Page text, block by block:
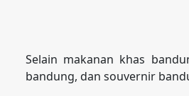
Selain makanan khas
bandung, dan souvernir